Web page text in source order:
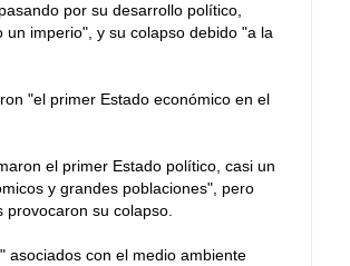
por su desarrollo político,
imperio", y su colapso debido "a la
"el primer Estado económico en el
el primer Estado político, casi un
y grandes poblaciones", pero
provocaron su colapso.
asociados con el medio ambiente